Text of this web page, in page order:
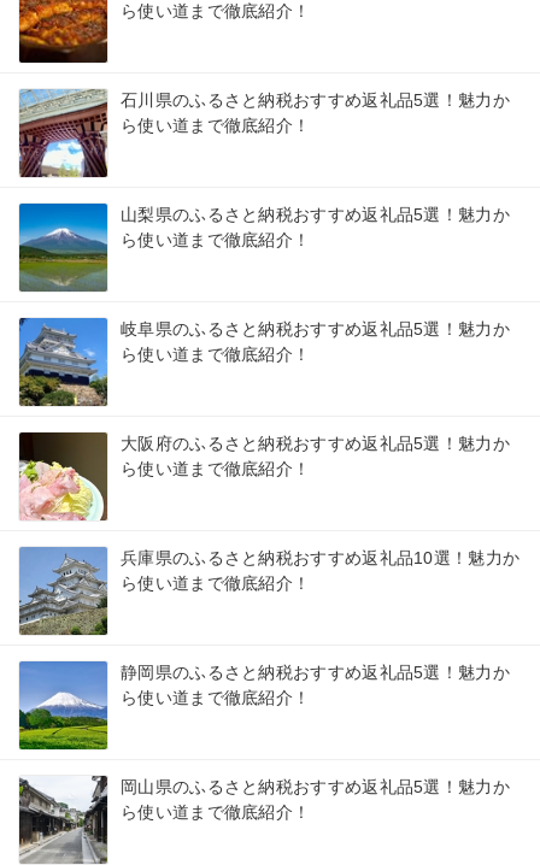
ら使い道まで徹底紹介！
石川県のふるさと納税おすすめ返礼品5選！魅力か
ら使い道まで徹底紹介！
山梨県のふるさと納税おすすめ返礼品5選！魅力か
ら使い道まで徹底紹介！
岐阜県のふるさと納税おすすめ返礼品5選！魅力か
ら使い道まで徹底紹介！
大阪府のふるさと納税おすすめ返礼品5選！魅力か
ら使い道まで徹底紹介！
兵庫県のふるさと納税おすすめ返礼品10選！魅力か
ら使い道まで徹底紹介！
静岡県のふるさと納税おすすめ返礼品5選！魅力か
ら使い道まで徹底紹介！
岡山県のふるさと納税おすすめ返礼品5選！魅力か
ら使い道まで徹底紹介！